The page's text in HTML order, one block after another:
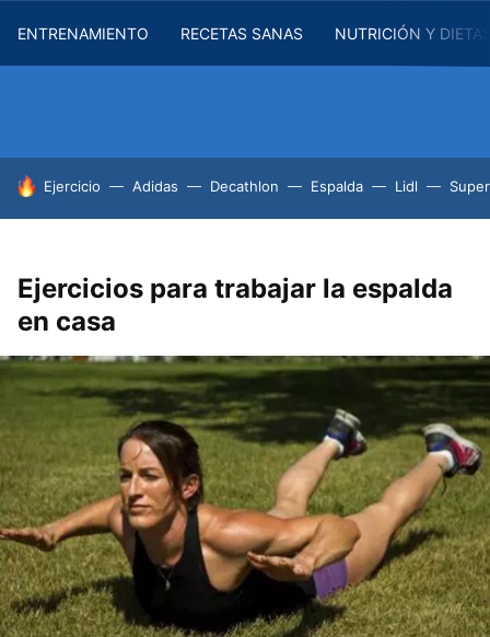
ENTRENAMIENTO RECETAS SANAS NUTRICIÓN Y
HOY SE HABLA DE
Ejercicio Adidas Decathlon Espalda Lidl
Ejercicios para trabajar la espalda
en casa